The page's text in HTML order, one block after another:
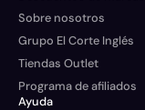
Sobre nosotros
Grupo El Corte Inglés
Tiendas Outlet
Programa de afiliados
Ayuda